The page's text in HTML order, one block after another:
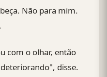
Não para mim.
com o olhar, então
disse.